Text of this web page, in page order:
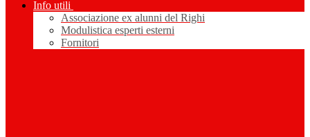
Info utili
Associazione ex alunni del Righi
Modulistica esperti esterni
Fornitori